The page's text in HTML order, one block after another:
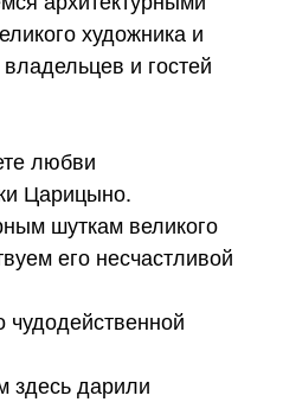
художника и
и гостей
любви
Царицыно.
шуткам великого
его несчастливой
здесь дарили